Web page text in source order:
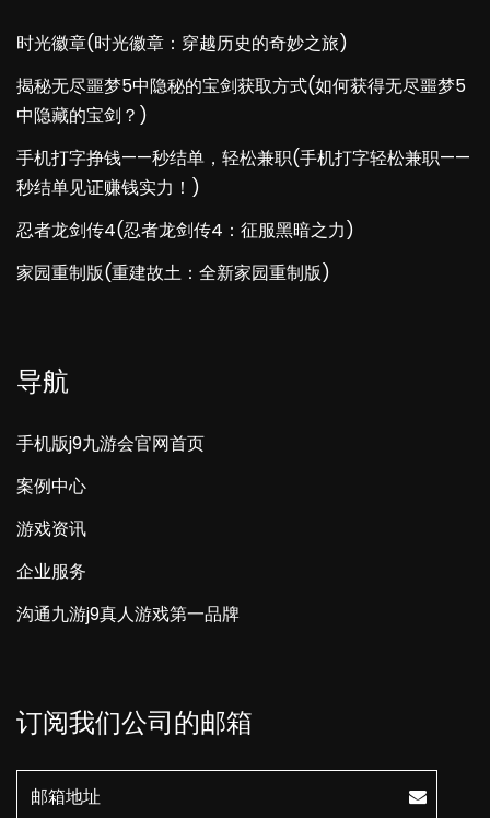
时光徽章(时光徽章：穿越历史的奇妙之旅)
揭秘无尽噩梦5中隐秘的宝剑获取方式(如何获得无尽噩梦5
中隐藏的宝剑？)
手机打字挣钱——秒结单，轻松兼职(手机打字轻松兼职——
秒结单见证赚钱实力！)
忍者龙剑传4(忍者龙剑传4：征服黑暗之力)
家园重制版(重建故土：全新家园重制版)
导航
手机版j9九游会官网首页
案例中心
游戏资讯
企业服务
沟通九游j9真人游戏第一品牌
订阅我们公司的邮箱